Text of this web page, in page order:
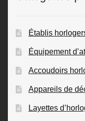
Établis
Équipement
Accoudoirs
Appareils de
Layettes